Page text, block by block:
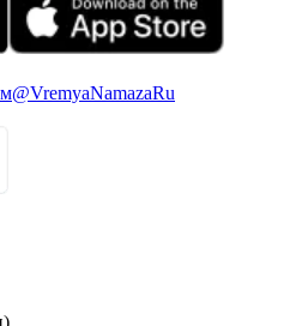
@VremyaNamazaRu